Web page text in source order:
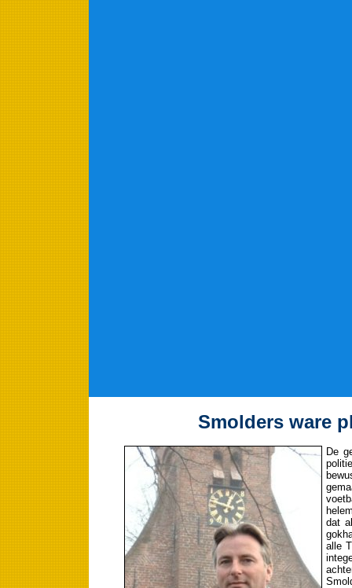
Smolders ware
De
dat
alle